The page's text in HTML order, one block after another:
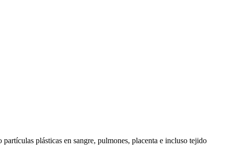
plásticas en sangre, pulmones, placenta e incluso tejido